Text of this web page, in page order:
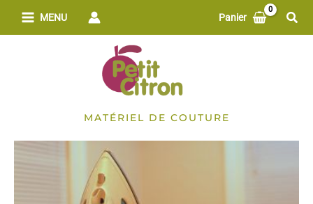
MENU Panier
MATÉRIEL DE COUTURE